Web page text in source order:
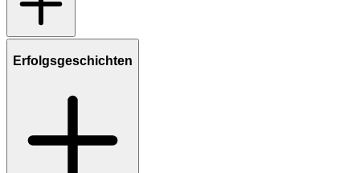
Erfolgsgeschichten